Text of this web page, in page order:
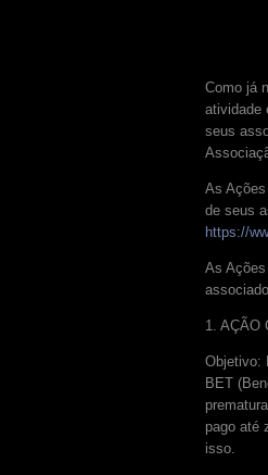
Como já
atividade
seus
As
de seus
https://
As
1. AÇÃO
Objetivo:
BET
pago até
isso.